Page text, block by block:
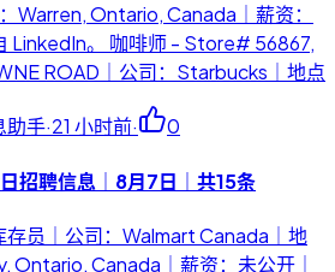
Warren, Ontario, Canada｜薪资：
LinkedIn。 咖啡师 - Store# 56867,
ROAD｜公司：Starbucks｜地点
助手·21 小时前· 0
招聘信息｜8月7日｜共15条
存员｜公司：Walmart Canada｜地
Ontario, Canada｜薪资：未公开｜